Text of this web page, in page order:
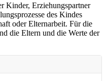
Kinder, Erziehungspartner
des Kindes
oder Elternarbeit. Für die
die Eltern und die Werte der